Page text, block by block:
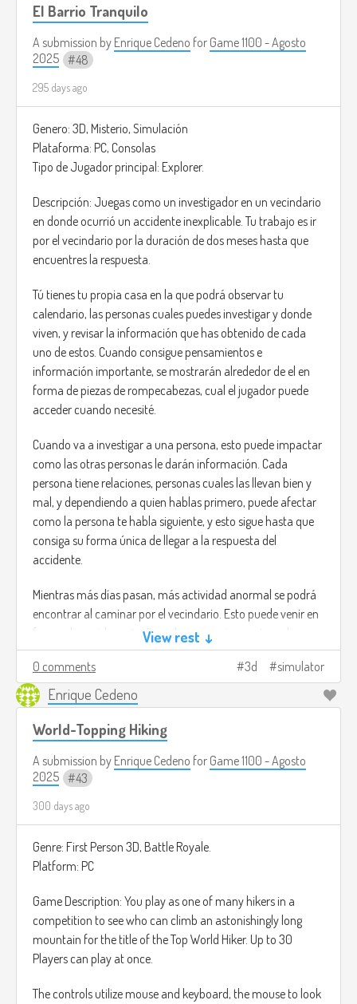
Imagen de ejemplo tomada de: Armored Core: (4) For
Answer
El Barrio Tranquilo
A submission by Enrique Cedeno for Game 1100 - Agosto
2025
48
295 days ago
Genero: 3D, Misterio, Simulación
Plataforma: PC, Consolas
Tipo de Jugador principal: Explorer.
Descripción: Juegas como un investigador en un vecindario
en donde ocurrió un accidente inexplicable. Tu trabajo es ir
por el vecindario por la duración de dos meses hasta que
encuentres la respuesta.
Tú tienes tu propia casa en la que podrá observar tu
calendario, las personas cuales puedes investigar y donde
viven, y revisar la información que has obtenido de cada
uno de estos. Cuando consigue pensamientos e
información importante, se mostrarán alrededor de el en
forma de piezas de rompecabezas, cual el jugador puede
acceder cuando necesité.
Cuando va a investigar a una persona, esto puede impactar
como las otras personas le darán información. Cada
persona tiene relaciones, personas cuales las llevan bien y
mal, y dependiendo a quien hablas primero, puede afectar
como la persona te habla siguiente, y esto sigue hasta que
consiga su forma única de llegar a la respuesta del
accidente.
Mientras más días pasan, más actividad anormal se podrá
encontrar al caminar por el vecindario. Esto puede venir en
forma de sonidos extraños, algunos vecinos actuando
extraños, y hasta escenarios extravagantes que no tienen
explicación fácil.
View rest ↓
0 comments 3d simulator
Enrique Cedeno
World-Topping Hiking
A submission by Enrique Cedeno for Game 1100 - Agosto
2025
43
300 days ago
Genre: First Person 3D, Battle Royale.
Platform: PC
Game Description: You play as one of many hikers in a
competition to see who can climb an astonishingly long
mountain for the title of the Top World Hiker. Up to 30
Players can play at once.
The controls utilize mouse and keyboard, the mouse to look